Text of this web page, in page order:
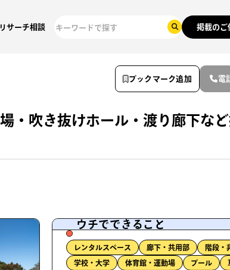
サーチ相談 掲載のご
・吹き抜けホール・渡り廊下な
ウチでできること
レンタルスペース 廊下・共用部 階段・
学校・大学 体育館・運動場 プール
ブックマーク追加 電